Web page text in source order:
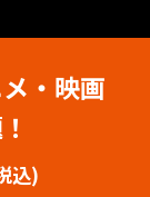
・映画
込)